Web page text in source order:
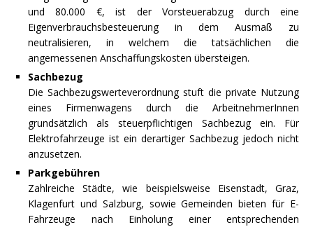
und 80.000 €, ist der Vorsteuerabzug durch eine
Eigenverbrauchsbesteuerung in dem Ausmaß zu
neutralisieren, in welchem die tatsächlichen die
angemessenen Anschaffungskosten übersteigen.
Sachbezug
Die Sachbezugswerteverordnung stuft die private Nutzung
eines Firmenwagens durch die ArbeitnehmerInnen
grundsätzlich als steuerpflichtigen Sachbezug ein. Für
Elektrofahrzeuge ist ein derartiger Sachbezug jedoch nicht
anzusetzen.
Parkgebühren
Zahlreiche Städte, wie beispielsweise Eisenstadt, Graz,
Klagenfurt und Salzburg, sowie Gemeinden bieten für E-
Fahrzeuge nach Einholung einer entsprechenden